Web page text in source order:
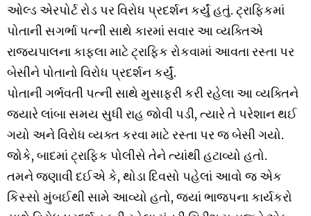
ઓલ્ડ એરપોર્ટ રોડ પર વિરોધ પ્રદર્શન કર્યું હતું. ટ્રાફિકમાં
પોતાની સગર્ભા પત્ની સાથે કારમાં સવાર આ વ્યક્તિએ
રાજ્યપાલના કાફલા માટે ટ્રાફિક રોકવામાં આવતા રસ્તા પર
બેસીને પોતાનો વિરોધ પ્રદર્શન કર્યું.
પોતાની ગર્ભવતી પત્ની સાથે મુસાફરી કરી રહેલા આ વ્યક્તિને
જ્યારે લાંબા સમય સુધી રાહ જોવી પડી, ત્યારે તે પરેશાન થઈ
ગયો અને વિરોધ વ્યક્ત કરવા માટે રસ્તા પર જ બેસી ગયો.
જોકે, બાદમાં ટ્રાફિક પોલીસે તેને ત્યાંથી હટાવ્યો હતો.
તમને જણાવી દઈએ કે, થોડા દિવસો પહેલાં આવો જ એક
કિસ્સો મુંબઈથી સામે આવ્યો હતો, જ્યાં ભાજપના કાર્યકરો